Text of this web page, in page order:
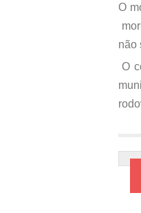
O
não
O